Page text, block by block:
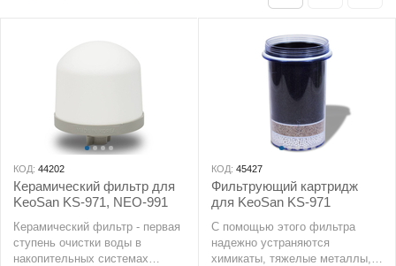
КОД: 44202
Керамический фильтр для
KeoSan KS-971, NEO-991
Керамический фильтр - первая
ступень очистки воды в
накопительных системах
КОД: 45427
Фильтрующий картридж
для KeoSan KS-971
С помощью этого фильтра
надежно устраняются
химикаты, тяжелые металлы,